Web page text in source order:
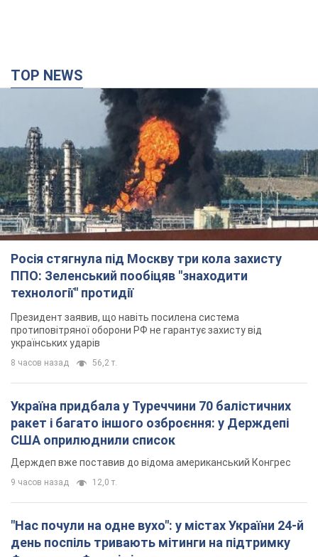
TOP NEWS
Росія стягнула під Москву три кола захисту
ППО: Зеленський пообіцяв "знаходити
технології" протидії
Президент заявив, що навіть посилена система
протиповітряної оборони РФ не гарантує захисту від
українських ударів
8 часов назад 56,2 т.
Україна придбала у Туреччини 70 балістичних
ракет і багато іншого озброєння: у Держдепі
США оприлюднили список
Держдеп вже поставив до відома американський Конгрес
9 часов назад 12,0 т.
"Нас почули на одне вухо": у містах України 24-й
день поспіль тривають мітинги на підтримку